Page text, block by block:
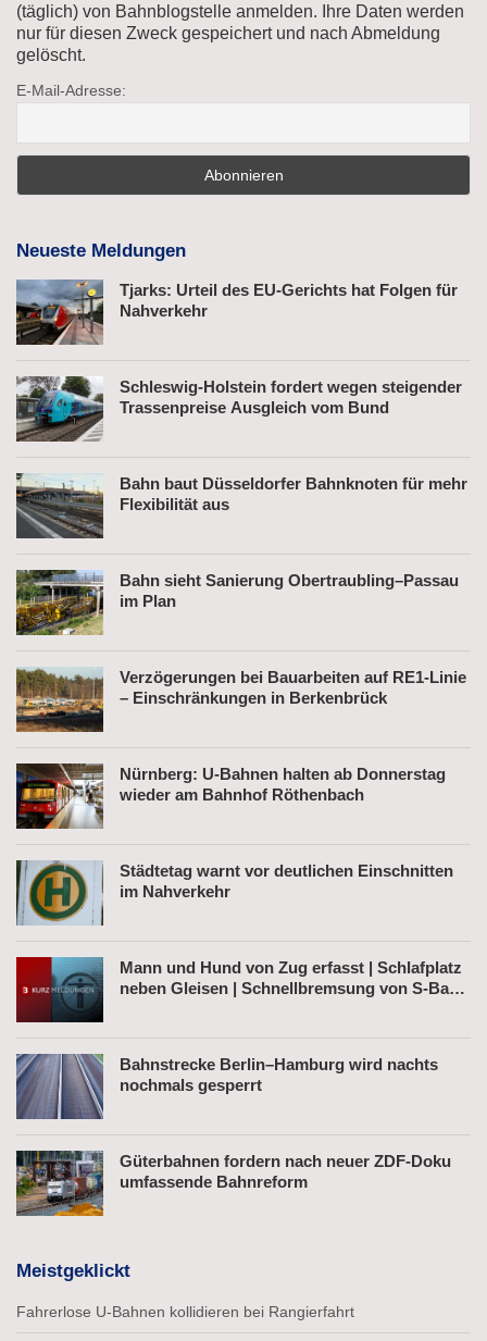
(täglich) von Bahnblogstelle anmelden. Ihre Daten werden
nur für diesen Zweck gespeichert und nach Abmeldung
gelöscht.
E-Mail-Adresse:
Neueste Meldungen
Tjarks: Urteil des EU-Gerichts hat Folgen für
Nahverkehr
Schleswig-Holstein fordert wegen steigender
Trassenpreise Ausgleich vom Bund
Bahn baut Düsseldorfer Bahnknoten für mehr
Flexibilität aus
Bahn sieht Sanierung Obertraubling–Passau
im Plan
Verzögerungen bei Bauarbeiten auf RE1-Linie
– Einschränkungen in Berkenbrück
Nürnberg: U-Bahnen halten ab Donnerstag
wieder am Bahnhof Röthenbach
Städtetag warnt vor deutlichen Einschnitten
im Nahverkehr
Mann und Hund von Zug erfasst | Schlafplatz
neben Gleisen | Schnellbremsung von S-Bahn
Bahnstrecke Berlin–Hamburg wird nachts
nochmals gesperrt
Güterbahnen fordern nach neuer ZDF-Doku
umfassende Bahnreform
Meistgeklickt
Fahrerlose U-Bahnen kollidieren bei Rangierfahrt